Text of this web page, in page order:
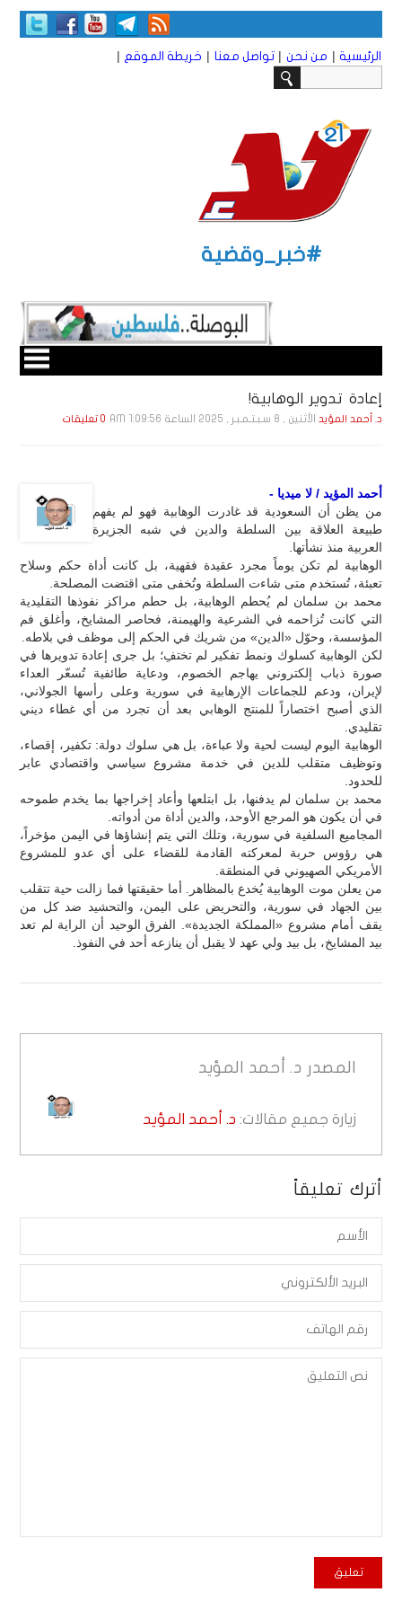
الرئيسية | من نحن | تواصل معنا | خريطة الموقع |
#خبر_وقضية
إعادة تدوير ‏الوهابية!
د. أحمد المؤيد الأثنين , 8 سـبـتـمـبـر , 2025 الساعة 1:09:56 AM 0 تعليقات
أحمد المؤيد / لا ميديا -
‏من يظن أن السعودية قد غادرت الوهابية فهو لم يفهم
طبيعة العلاقة بين السلطة والدين في شبه الجزيرة
العربية منذ نشأتها.
‏الوهابية لم تكن يوماً مجرد عقيدة فقهية، بل كانت أداة حكم وسلاح
تعبئة، تُستخدم متى شاءت السلطة وتُخفى متى اقتضت المصلحة.
‏محمد بن سلمان لم يُحطم الوهابية، بل حطم مراكز نفوذها التقليدية
التي كانت تُزاحمه في الشرعية والهيمنة، فحاصر المشايخ، وأغلق فم
المؤسسة، وحوّل «الدين» من شريك في الحكم إلى موظف في بلاطه.
‏لكن الوهابية كسلوك ونمط تفكير لم تختفِ؛ بل جرى إعادة تدويرها في
صورة ذباب إلكتروني يهاجم الخصوم، ودعاية طائفية تُسعّر العداء
لإيران، ودعم للجماعات الإرهابية في سورية وعلى رأسها الجولاني،
الذي أصبح اختصاراً للمنتج الوهابي بعد أن تجرد من أي غطاء ديني
تقليدي.
‏الوهابية اليوم ليست لحية ولا عباءة، بل هي سلوك دولة: تكفير، إقصاء،
وتوظيف متقلب للدين في خدمة مشروع سياسي واقتصادي عابر
للحدود.
‏محمد بن سلمان لم يدفنها، بل ابتلعها وأعاد إخراجها بما يخدم طموحه
في أن يكون هو المرجع الأوحد، والدين أداة من أدواته.
‏المجاميع السلفية في سورية، وتلك التي يتم إنشاؤها في اليمن مؤخراً،
هي رؤوس حربة لمعركته القادمة للقضاء على أي عدو للمشروع
الأمريكي الصهيوني في المنطقة.
‏من يعلن موت الوهابية يُخدع بالمظاهر. أما حقيقتها فما زالت حية تتقلب
بين الجهاد في سورية، والتحريض على اليمن، والتحشيد ضد كل من
يقف أمام مشروع «المملكة الجديدة». الفرق الوحيد أن الراية لم تعد
بيد المشايخ، بل بيد ولي عهد لا يقبل أن ينازعه أحد في النفوذ.
المصدر د. أحمد المؤيد
زيارة جميع مقالات: د. أحمد المؤيد
أترك تعليقاً